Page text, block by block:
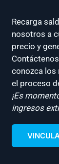
Recarga
nosotros a
precio y
conozca los
el proceso
¡Es
ingresos